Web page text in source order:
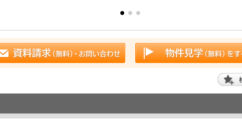
ジョイフル本田守谷店 守谷松ヶ丘郵便局
ファミリーマート守谷美園
店
南守谷クリニック